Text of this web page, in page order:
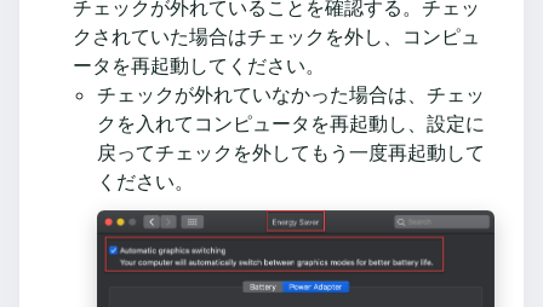
チェックが外れていることを確認する。チェッ
クされていた場合はチェックを外し、コンピュ
ータを再起動してください。
チェックが外れていなかった場合は、チェッ
クを入れてコンピュータを再起動し、設定に
戻ってチェックを外してもう一度再起動して
ください。